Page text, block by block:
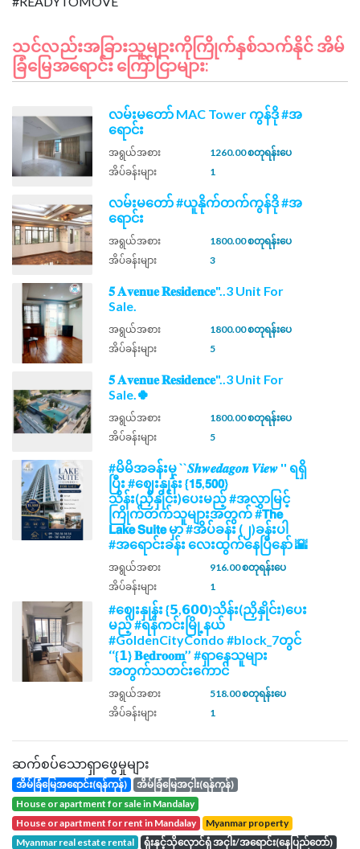
သင်လည်းအခြားသူများကိုကြိုက်နှစ်သက်နိုင် အိမ်
ခြံမြေအရောင်း ကြော်ငြာများ:
လမ်းမတော် MAC Tower ကွန်ဒို #အ
ရောင်း
အရွယ်အစား
1260.00 စတုရန်းပေ
အိပ်ခန်းများ
1
လမ်းမတော် #ယူနိုက်တက်ကွန်ဒို #အ
ရောင်း
အရွယ်အစား
1800.00 စတုရန်းပေ
အိပ်ခန်းများ
3
𝟓 𝐀𝐯𝐞𝐧𝐮𝐞 𝐑𝐞𝐬𝐢𝐝𝐞𝐧𝐜𝐞"..3 Unit For
Sale.
အရွယ်အစား
1800.00 စတုရန်းပေ
အိပ်ခန်းများ
5
𝟓 𝐀𝐯𝐞𝐧𝐮𝐞 𝐑𝐞𝐬𝐢𝐝𝐞𝐧𝐜𝐞"..3 Unit For
Sale.🍀
အရွယ်အစား
1800.00 စတုရန်းပေ
အိပ်ခန်းများ
5
#မိမိအခန်းမှ ``𝑺𝒉𝒘𝒆𝒅𝒂𝒈𝒐𝒏 𝑽𝒊𝒆𝒘 '' ရရှိ
ပြီး #ဈေးနှုန်း {𝟭𝟱,𝟱𝟬𝟬}
သိန်း(ညှိနှိုင်း)ပေးမည့် #အလွှာမြင့်
ကြိုက်တက်သူများအတွက် #𝗧𝗵𝗲
𝗟𝗮𝗸𝗲 𝗦𝘂𝗶𝘁𝗲 မှာ #အိပ်ခန်း (၂)ခန်းပါ
#အရောင်းခန်း လေးထွက်နေပြီနော် 🌇
အရွယ်အစား
916.00 စတုရန်းပေ
အိပ်ခန်းများ
1
#ဈေးနှုန်း {𝟱,𝟲𝟬𝟬}သိန်း(ညှိနှိုင်း)ပေး
မည့် #ရန်ကင်းမြို့နယ်
#GoldenCityCondo #block_7တွင်
‘‘{𝟭} 𝐁𝐞𝐝𝐫𝐨𝐨𝐦’’ #ရှာနေသူများ
အတွက်သတင်းကောင်
အရွယ်အစား
518.00 စတုရန်းပေ
အိပ်ခန်းများ
1
ဆက်စပ်သောရှာဖွေမှုများ
အိမ်ခြံမြေအရောင်း(ရန်ကုန်)
အိမ်ခြံမြေအငှါး(ရန်ကုန်)
house or apartment for sale in Mandalay
house or apartment for rent in Mandalay
Myanmar property
Myanmar real estate rental
ရုံးနှင့်သိုလှောင်ရုံ အငှါး/အရောင်း(နေပြည်တော်)